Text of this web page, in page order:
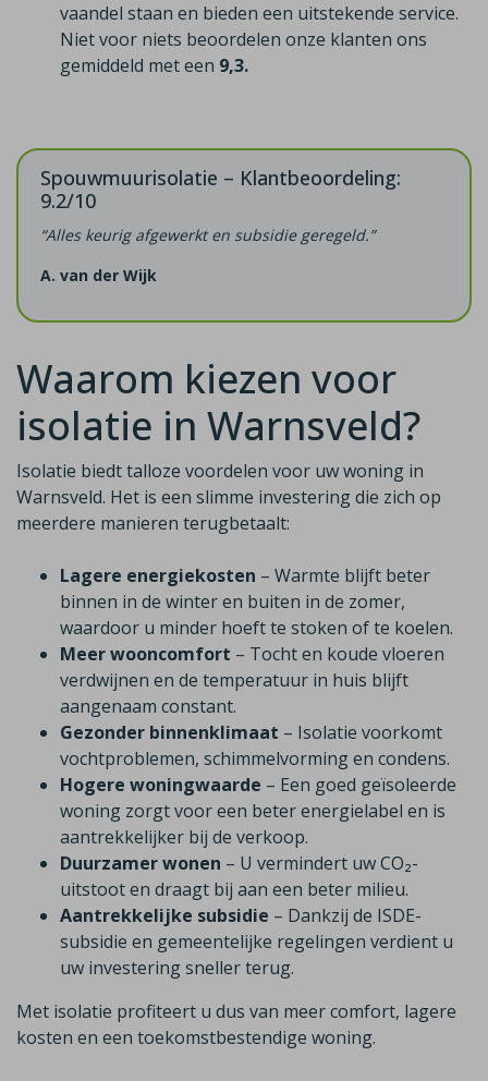
vaandel staan en bieden een uitstekende service.
Niet voor niets beoordelen onze klanten ons
gemiddeld met een 9,3.
Spouwmuurisolatie – Klantbeoordeling:
9.2/10
“Alles keurig afgewerkt en subsidie geregeld.”
A. van der Wijk
Waarom kiezen voor
isolatie in Warnsveld?
Isolatie biedt talloze voordelen voor uw woning in
Warnsveld. Het is een slimme investering die zich op
meerdere manieren terugbetaalt:
Lagere energiekosten – Warmte blijft beter
binnen in de winter en buiten in de zomer,
waardoor u minder hoeft te stoken of te koelen.
Meer wooncomfort – Tocht en koude vloeren
verdwijnen en de temperatuur in huis blijft
aangenaam constant.
Gezonder binnenklimaat – Isolatie voorkomt
vochtproblemen, schimmelvorming en condens.
Hogere woningwaarde – Een goed geïsoleerde
woning zorgt voor een beter energielabel en is
aantrekkelijker bij de verkoop.
Duurzamer wonen – U vermindert uw CO₂-
uitstoot en draagt bij aan een beter milieu.
Aantrekkelijke subsidie – Dankzij de ISDE-
subsidie en gemeentelijke regelingen verdient u
uw investering sneller terug.
Met isolatie profiteert u dus van meer comfort, lagere
kosten en een toekomstbestendige woning.